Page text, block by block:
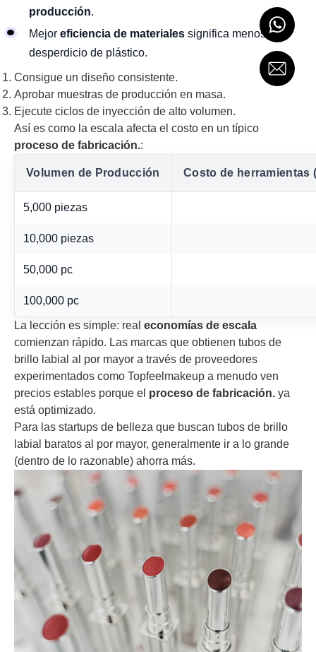
producción.
Mejor eficiencia de materiales significa menos
desperdicio de plástico.
Consigue un diseño consistente.
Aprobar muestras de producción en masa.
Ejecute ciclos de inyección de alto volumen.
Así es como la escala afecta el costo en un típico
proceso de fabricación.:
Volumen de Producción Costo de herramientas
5,000 piezas
10,000 piezas
50,000 pc
100,000 pc
La lección es simple: real economías de escala
comienzan rápido. Las marcas que obtienen tubos de
brillo labial al por mayor a través de proveedores
experimentados como Topfeelmakeup a menudo ven
precios estables porque el proceso de fabricación. ya
está optimizado.
Para las startups de belleza que buscan tubos de brillo
labial baratos al por mayor, generalmente ir a lo grande
(dentro de lo razonable) ahorra más.